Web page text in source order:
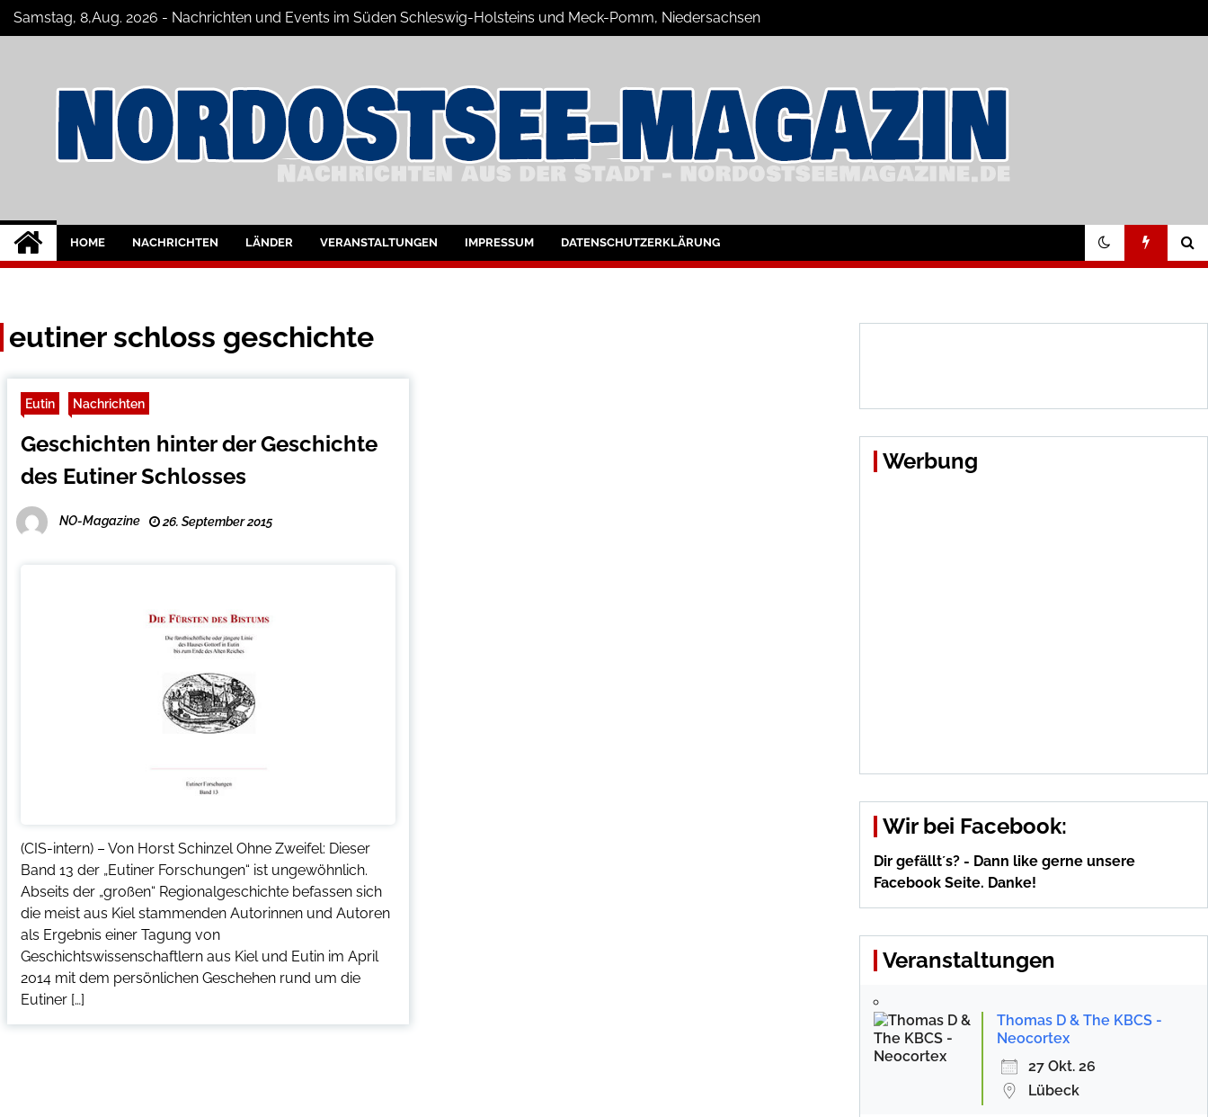
SkipSamstag, 8,Aug. 2026 - Nachrichten und Events im Süden Schleswig-Holsteins und Meck-Pomm, Niedersachsen
Nord-Ostsee-Magazine Blog
Der Blog der Nord-Ostsee Magazine
HOME NACHRICHTEN LÄNDER VERANSTALTUNGEN IMPRESSUM DATENSCHUTZERKLÄRUNG
eutiner schloss geschichte
Eutin Nachrichten
Geschichten hinter der Geschichte
des Eutiner Schlosses
NO-Magazine 26. September 2015
(CIS-intern) – Von Horst Schinzel Ohne Zweifel: Dieser
Band 13 der „Eutiner Forschungen“ ist ungewöhnlich.
Abseits der „großen“ Regionalgeschichte befassen sich
die meist aus Kiel stammenden Autorinnen und Autoren
als Ergebnis einer Tagung von
Geschichtswissenschaftlern aus Kiel und Eutin im April
2014 mit dem persönlichen Geschehen rund um die
Eutiner […]
Werbung
Wir bei Facebook:
Dir gefällt´s? - Dann like gerne unsere
Facebook Seite. Danke!
Veranstaltungen
Thomas D & The KBCS -
Neocortex
27 Okt. 26
Lübeck